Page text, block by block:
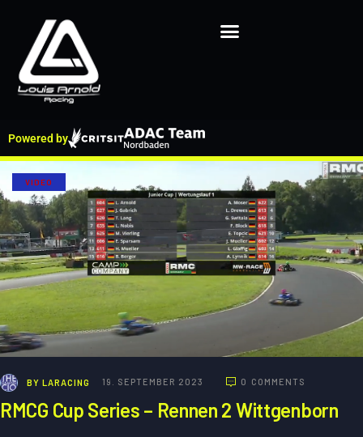
Powered by
VIDEO
BY LARACING 19. SEPTEMBER 2023 0 COMMENTS
RMCG Cup Series – Rennen 2 Wittgenborn